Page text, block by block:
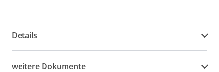
Details
weitere Dokumente